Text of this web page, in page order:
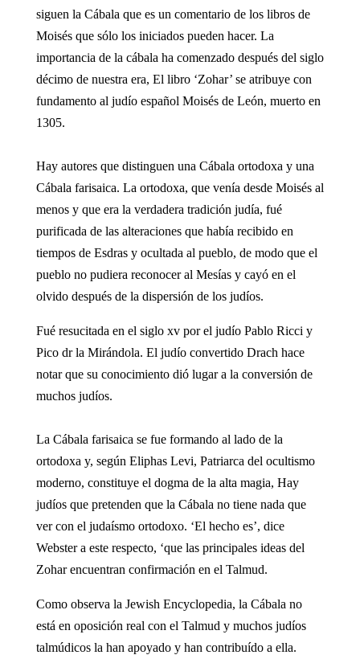
siguen la Cábala que es un comentario de los libros de
Moisés que sólo los iniciados pueden hacer. La
importancia de la cábala ha comenzado después del siglo
décimo de nuestra era, El libro ‘Zohar’ se atribuye con
fundamento al judío español Moisés de León, muerto en
1305.
Hay autores que distinguen una Cábala ortodoxa y una
Cábala farisaica. La ortodoxa, que venía desde Moisés al
menos y que era la verdadera tradición judía, fué
purificada de las alteraciones que había recibido en
tiempos de Esdras y ocultada al pueblo, de modo que el
pueblo no pudiera reconocer al Mesías y cayó en el
olvido después de la dispersión de los judíos.
Fué resucitada en el siglo xv por el judío Pablo Ricci y
Pico dr la Mirándola. El judío convertido Drach hace
notar que su conocimiento dió lugar a la conversión de
muchos judíos.
La Cábala farisaica se fue formando al lado de la
ortodoxa y, según Eliphas Levi, Patriarca del ocultismo
moderno, constituye el dogma de la alta magia, Hay
judíos que pretenden que la Cábala no tiene nada que
ver con el judaísmo ortodoxo. ‘El hecho es’, dice
Webster a este respecto, ‘que las principales ideas del
Zohar encuentran confirmación en el Talmud.
Como observa la Jewish Encyclopedia, la Cábala no
está en oposición real con el Talmud y muchos judíos
talmúdicos la han apoyado y han contribuído a ella.